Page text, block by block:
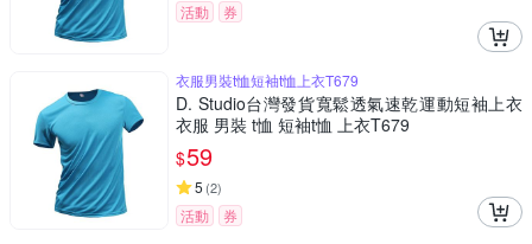
活動 券
衣服男裝t恤短袖t恤上衣T679
D. Studio台灣發貨寬鬆透氣速乾運動短袖上衣
衣服 男裝 t恤 短袖t恤 上衣T679
$59
5 (2)
活動
券